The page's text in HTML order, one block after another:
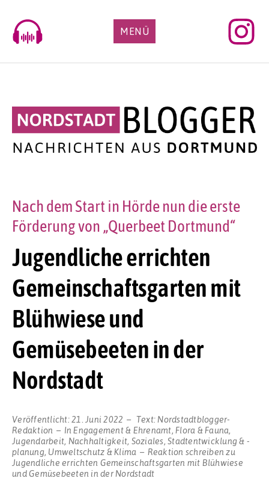
content
MENÜ
Jugendliche errichten
Gemeinschaftsgarten mit
Blühwiese und
Gemüsebeeten in der
Nordstadt
Nach dem Start in Hörde nun die erste
Förderung von „Querbeet Dortmund“
Veröffentlicht:21. Juni 2022 Text: Nordstadtblogger-
Redaktion
InEngagement & Ehrenamt, Flora & Fauna,
Jugendarbeit, Nachhaltigkeit, Soziales, Stadtentwicklung & -
planung, Umweltschutz & Klima Reaktion schreiben zu
Jugendliche errichten Gemeinschaftsgarten mit Blühwiese
und Gemüsebeeten in der Nordstadt